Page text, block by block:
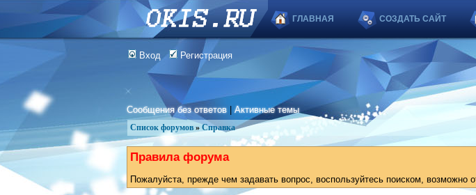
ГЛАВНАЯ СОЗДАТЬ САЙТ
Вход Регистрация
Сообщения без ответов |Активные темы
Список форумов » Справка
Правила форума
Пожалуйста, прежде чем задавать вопрос, воспользуйтесь поиском, возможно